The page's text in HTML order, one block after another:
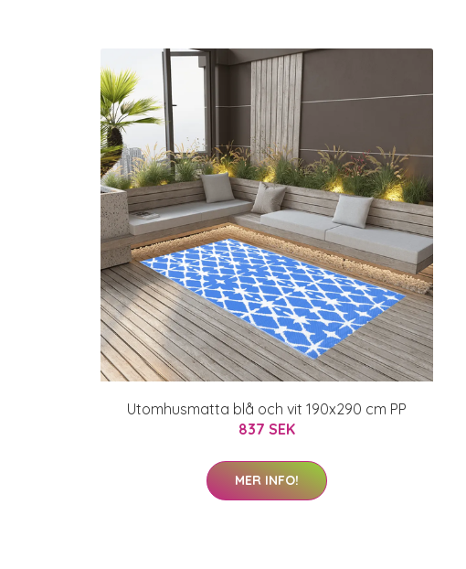
Utomhusmatta blå och vit 190x290 cm PP
837 SEK
MER INFO!